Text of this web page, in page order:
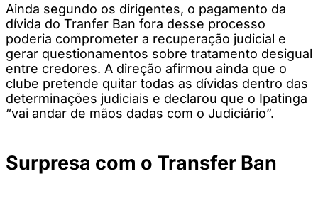
Ainda segundo os dirigentes, o pagamento da
dívida do Tranfer Ban fora desse processo
poderia comprometer a recuperação judicial e
gerar questionamentos sobre tratamento desigual
entre credores. A direção afirmou ainda que o
clube pretende quitar todas as dívidas dentro das
determinações judiciais e declarou que o Ipatinga
“vai andar de mãos dadas com o Judiciário”.
Surpresa com o Transfer Ban